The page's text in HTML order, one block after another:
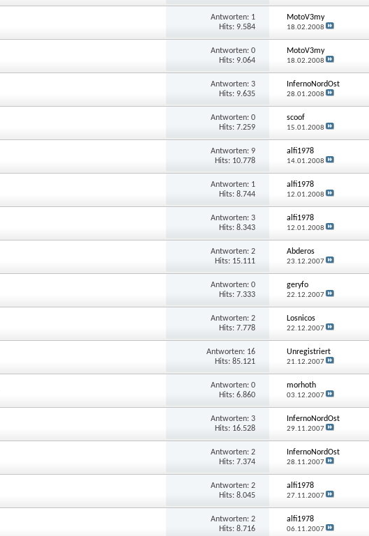
Antworten: 1
Hits: 9.584
MotoV3my
18.02.2008
Antworten:0
Hits: 9.064
MotoV3my
18.02.2008
Antworten:3
Hits: 9.635
InfernoNordOst
28.01.2008
Antworten:0
Hits: 7.259
scoof
15.01.2008
Antworten:9
Hits: 10.778
alfi1978
14.01.2008
Antworten: 1
Hits: 8.744
alfi1978
12.01.2008
Antworten:3
Hits: 8.343
alfi1978
12.01.2008
Antworten:2
Hits: 15.111
Abderos
23.12.2007
Antworten:0
Hits: 7.333
geryfo
22.12.2007
Antworten:2
Hits: 7.778
Losnicos
22.12.2007
Antworten: 16
Hits: 85.121
Unregistriert
21.12.2007
Antworten:0
Hits: 6.860
morhoth
03.12.2007
Antworten:3
Hits: 16.528
InfernoNordOst
29.11.2007
Antworten:2
Hits: 7.374
InfernoNordOst
28.11.2007
Antworten:2
Hits: 8.045
alfi1978
27.11.2007
Antworten:2
Hits: 8.716
alfi1978
06.11.2007